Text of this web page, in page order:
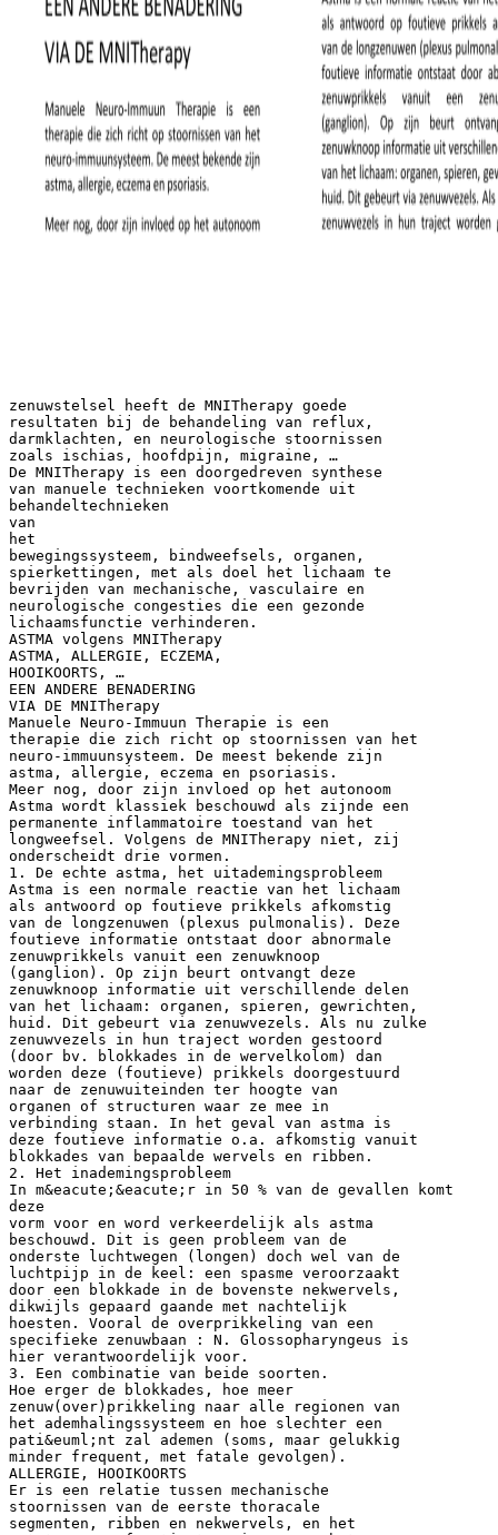
zenuwstelsel heeft de MNITherapy goede
resultaten bij de behandeling van reflux,
darmklachten, en neurologische stoornissen
zoals ischias, hoofdpijn, migraine, …
De MNITherapy is een doorgedreven synthese
van manuele technieken voortkomende uit
behandeltechnieken
van
het
bewegingssysteem, bindweefsels, organen,
spierkettingen, met als doel het lichaam te
bevrijden van mechanische, vasculaire en
neurologische congesties die een gezonde
lichaamsfunctie verhinderen.
ASTMA volgens MNITherapy
ASTMA, ALLERGIE, ECZEMA,
HOOIKOORTS, …
EEN ANDERE BENADERING
VIA DE MNITherapy
Manuele Neuro-Immuun Therapie is een
therapie die zich richt op stoornissen van het
neuro-immuunsysteem. De meest bekende zijn
astma, allergie, eczema en psoriasis.
Meer nog, door zijn invloed op het autonoom
Astma wordt klassiek beschouwd als zijnde een
permanente inflammatoire toestand van het
longweefsel. Volgens de MNITherapy niet, zij
onderscheidt drie vormen.
1. De echte astma, het uitademingsprobleem
Astma is een normale reactie van het lichaam
als antwoord op foutieve prikkels afkomstig
van de longzenuwen (plexus pulmonalis). Deze
foutieve informatie ontstaat door abnormale
zenuwprikkels vanuit een zenuwknoop
(ganglion). Op zijn beurt ontvangt deze
zenuwknoop informatie uit verschillende delen
van het lichaam: organen, spieren, gewrichten,
huid. Dit gebeurt via zenuwvezels. Als nu zulke
zenuwvezels in hun traject worden gestoord
(door bv. blokkades in de wervelkolom) dan
worden deze (foutieve) prikkels doorgestuurd
naar de zenuwuiteinden ter hoogte van
organen of structuren waar ze mee in
verbinding staan. In het geval van astma is
deze foutieve informatie o.a. afkomstig vanuit
blokkades van bepaalde wervels en ribben.
2. Het inademingsprobleem
In m&eacute;&eacute;r in 50 % van de gevallen komt
deze
vorm voor en word verkeerdelijk als astma
beschouwd. Dit is geen probleem van de
onderste luchtwegen (longen) doch wel van de
luchtpijp in de keel: een spasme veroorzaakt
door een blokkade in de bovenste nekwervels,
dikwijls gepaard gaande met nachtelijk
hoesten. Vooral de overprikkeling van een
specifieke zenuwbaan : N. Glossopharyngeus is
hier verantwoordelijk voor.
3. Een combinatie van beide soorten.
Hoe erger de blokkades, hoe meer
zenuw(over)prikkeling naar alle regionen van
het ademhalingssysteem en hoe slechter een
pati&euml;nt zal ademen (soms, maar gelukkig
minder frequent, met fatale gevolgen).
ALLERGIE, HOOIKOORTS
Er is een relatie tussen mechanische
stoornissen van de eerste thoracale
segmenten, ribben en nekwervels, en het